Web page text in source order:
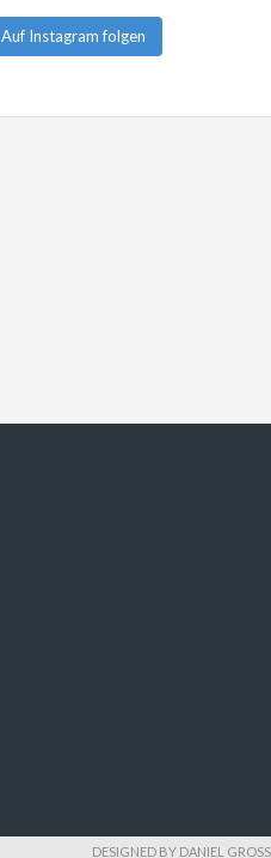
Auf Instagram folgen
DESIGNED BY DANIEL GROSS